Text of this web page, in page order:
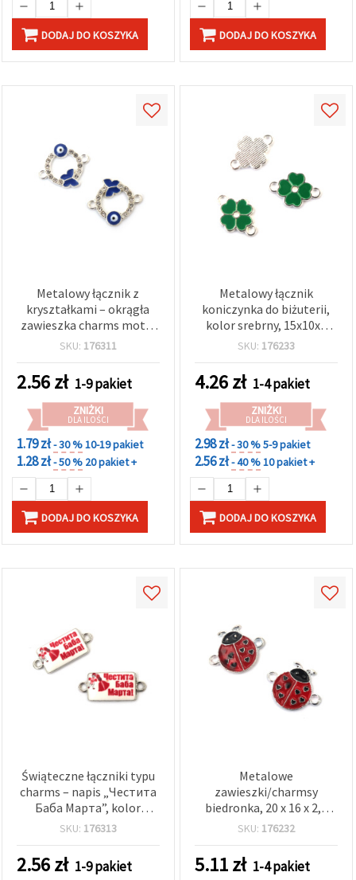
DODAJ DO KOSZYKA DODAJ DO KOSZYKA
Metalowy łącznik z
kryształkami – okrągła
zawieszka charms motyl
z niebieskim oczkiem,
mm, otwór 1,5 mm – 2
szt.
SKU: 176311
2.56zł 1-9 pakiet
ZNIŻKI
DLA ILOŚCI
1.79 zł- 30 %10-19 pakiet
1.28 zł- 50 % 20 pakiet +
DODAJ DO KOSZYKA
Metalowy łącznik
koniczynka do biżuterii,
kolor srebrny, 15x10x2
mm, otwór 1,5 mm – 5
SKU: 176233
4.26zł 1-4 pakiet
ZNIŻKI
DLA ILOŚCI
2.98 zł- 30 %5-9 pakiet
2.56 zł- 40 %10 pakiet +
DODAJ DO KOSZYKA
Świąteczne łączniki typu
charms – napis „Честита
Баба Марта”, kolor
srebrny, 25 x 11 mm,
martenicy i biżuterii DIY
SKU: 176313
2.56zł 1-9 pakiet
Metalowe
zawieszki/charmsy
biedronka, 20 x 16 x 2,5
mm, otwór 2 mm, w
szt., do biżuterii
handmade
SKU: 176232
5.11zł 1-4 pakiet